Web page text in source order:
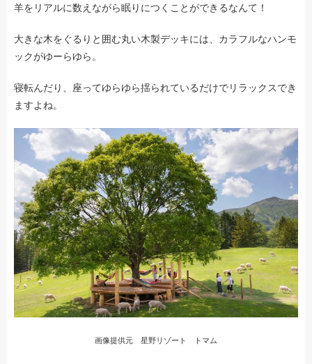
羊をリアルに数えながら眠りにつくことができるなんて！
大きな木をぐるりと囲む丸い木製デッキには、カラフルなハンモ
ックがゆーらゆら。
寝転んだり、座ってゆらゆら揺られているだけでリラックスでき
ますよね。
画像提供元 星野リゾート トマム